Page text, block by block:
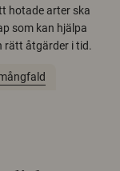
hotade arter ska
som kan hjälpa
rätt åtgärder i tid.